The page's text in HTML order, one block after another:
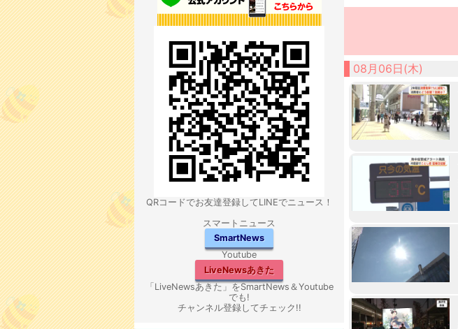
08月06日(木)
QRコードでお友達登録してLINEでニュース！
スマートニュース
SmartNews
Youtube
LiveNewsあきた
「LiveNewsあきた」をSmartNews＆Youtube
でも!
チャンネル登録してチェック!!